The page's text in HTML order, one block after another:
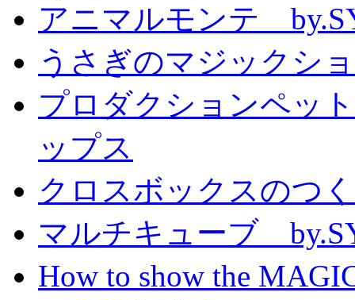
アニマルモンテ
うさぎのマジックシ
プロダクションペッ
ップス
クロスボックスのつ
マルチキューブ
How to show the